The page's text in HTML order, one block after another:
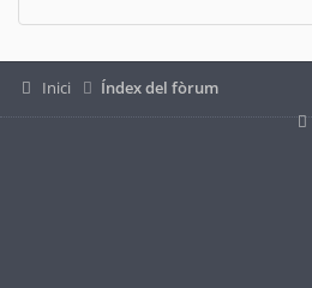
Inici Índex del fòrum